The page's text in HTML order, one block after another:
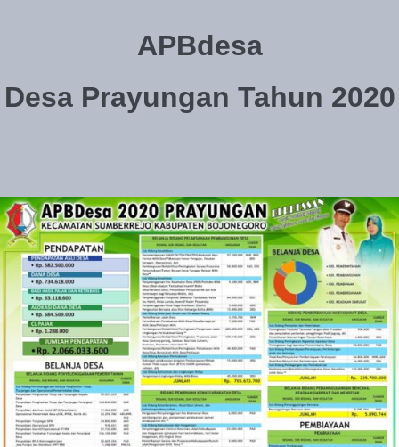
APBdesa
Desa Prayungan Tahun 2020